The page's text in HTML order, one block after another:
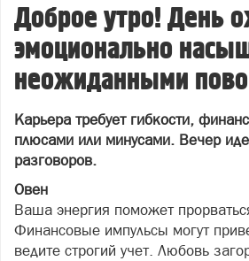
Доброе утро! День
эмоционально
неожиданными
Карьера требует гибкости,
плюсами или минусами. Вечер
разговоров.
Овен
Ваша энергия поможет
Финансовые импульсы могут
ведите строгий учет. Любовь